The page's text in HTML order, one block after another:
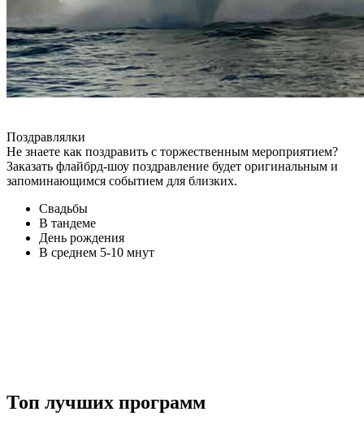
Поздравлялки
Не знаете как поздравить с торжественным мероприятием?
Заказать флайбрд-шоу поздравление будет оригинальным и
запоминающимся событием для близких.
Свадьбы
В тандеме
День рождения
В среднем 5-10 мнут
Топ лучших программ